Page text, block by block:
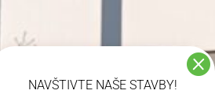
NAVŠTIVTE NAŠE STAVBY!
